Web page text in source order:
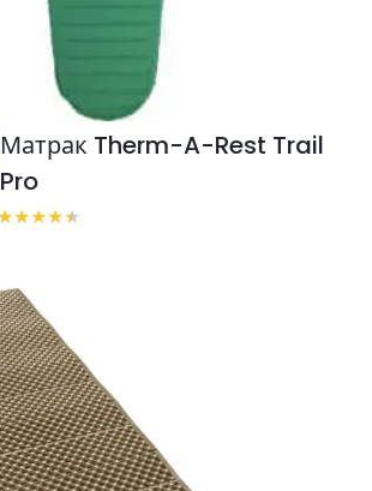
Матрак Therm-A-Rest Trail
Pro